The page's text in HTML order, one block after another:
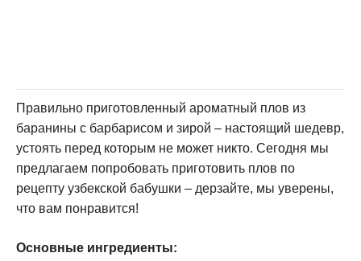
Правильно приготовленный ароматный плов из
баранины с барбарисом и зирой – настоящий шедевр,
устоять перед которым не может никто. Сегодня мы
предлагаем попробовать приготовить плов по
рецепту узбекской бабушки – дерзайте, мы уверены,
что вам понравится!
Основные ингредиенты: